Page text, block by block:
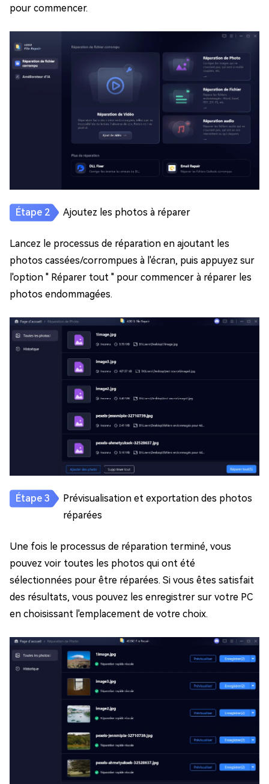
pour commencer.
Ajoutez les photos à réparer
Lancez le processus de réparation en ajoutant les
photos cassées/corrompues à l'écran, puis appuyez sur
l'option " Réparer tout " pour commencer à réparer les
photos endommagées.
Prévisualisation et exportation des photos
réparées
Une fois le processus de réparation terminé, vous
pouvez voir toutes les photos qui ont été
sélectionnées pour être réparées. Si vous êtes satisfait
des résultats, vous pouvez les enregistrer sur votre PC
en choisissant l'emplacement de votre choix.